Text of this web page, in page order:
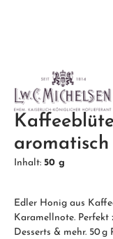
Inhalt: 50 g
Edler Honig aus
Karamellnote. Perfekt
Desserts & mehr. 50